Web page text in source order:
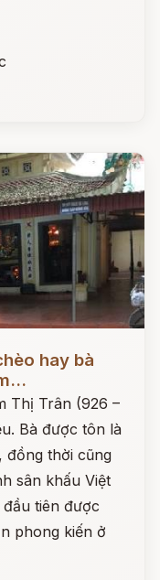
hay bà
Thị Trân (926 –
Bà được tôn là
đồng thời cũng
sân khấu Việt
tiên được
phong kiến ở